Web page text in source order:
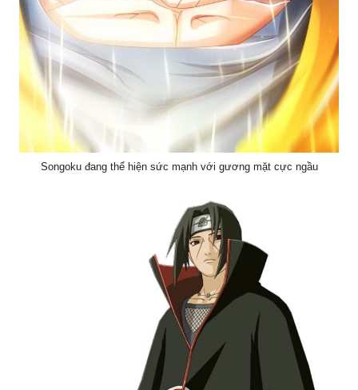
Songoku đang thể hiện sức mạnh với gương mặt cực ngầu